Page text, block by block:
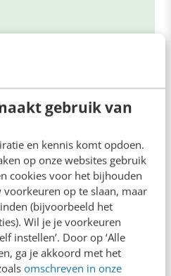
gebruik van
en kennis komt opdoen.
op onze websites gebruik
cookies voor het bijhouden
op te slaan, maar
(bijvoorbeeld het
Wil je je voorkeuren
instellen’. Door op ‘Alle
ga je akkoord met het
omschreven in onze